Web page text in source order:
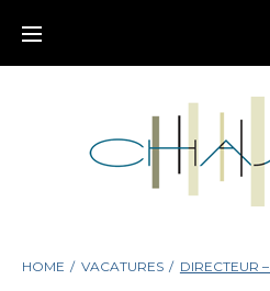
HOME / VACATURES / DIRECTEUR